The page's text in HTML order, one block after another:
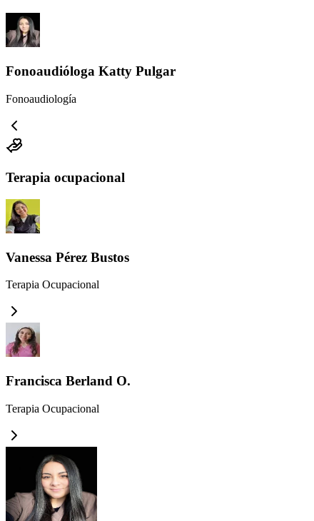
Fonoaudióloga Katty Pulgar
Fonoaudiología
Terapia ocupacional
Vanessa Pérez Bustos
Terapia Ocupacional
Francisca Berland O.
Terapia Ocupacional